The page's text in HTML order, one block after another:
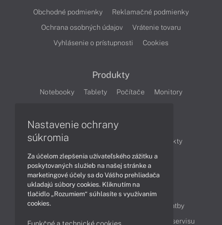
Obchodné podmienky
Reklamačné podmienky
Ochrana osobných údajov
Vrátenie tovaru
Vyhlásenie o prístupnosti
Cookies
Produkty
Notebooky Tablety Počítače Monitory
Články
Obchodné informácie
Produkty
Technológie
Videá
Obsah
Ako nakupovať
Možnosti doručenia a platby
Podpora a servis
Servisné služby Cenník servisu
Nastavenie ochrany
súkromia
Za účelom zlepšenia užívateľského zážitku a
poskytovaných služieb na našej stránke a
marketingové účely sa do Vášho prehliadača
ukladajú súbory cookies. Kliknutím na
tlačidlo „Rozumiem“ súhlasíte s využívaním
cookies.